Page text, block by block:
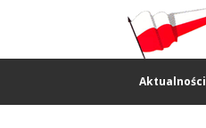
Aktualności